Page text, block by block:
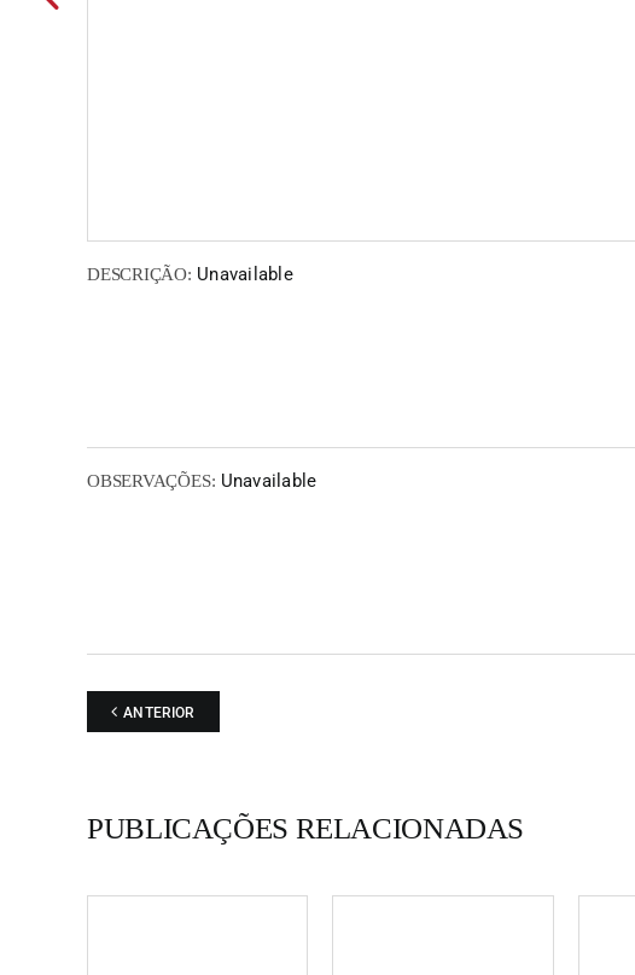
DESCRIÇÃO: Unavailable
OBSERVAÇÕES: Unavailable
ANTERIOR
PUBLICAÇÕES RELACIONADAS